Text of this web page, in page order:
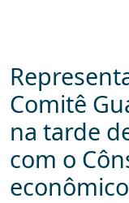
Comitê
na tarde
com o